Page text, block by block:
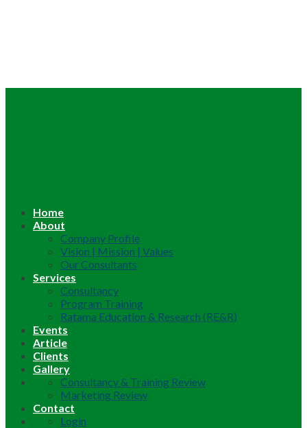
Home
About
Company Profile
Vision | Mission | Values
Our Consultants
Services
Consultancy
Program Training
Ratama Education & Research (RE&R)
Events
Article
Clients
Gallery
Consultancy & Training Review
Marketing Review
Contact
Login